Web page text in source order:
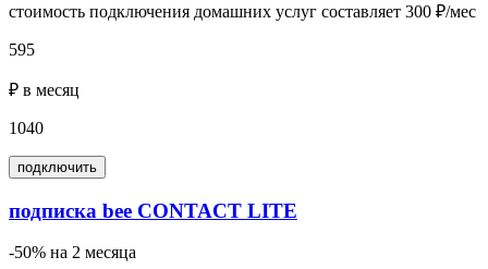
стоимость подключения домашних услуг составляет 300 ₽/мес
595
₽ в месяц
1040
подключить
подписка bee CONTACT LITE
-50% на 2 месяца